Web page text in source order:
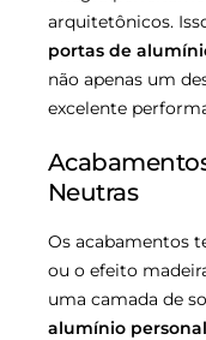
arquitetônicos.
portas de
não apenas um
excelente
Neutras
Os acabamentos
ou o efeito
uma camada de
alumínio